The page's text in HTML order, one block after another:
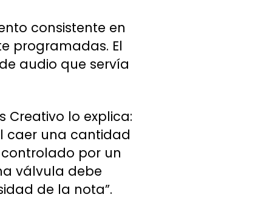
consistente en
programadas. El
audio que servía
Creativo lo explica:
caer una cantidad
por un
válvula debe
de la nota”.